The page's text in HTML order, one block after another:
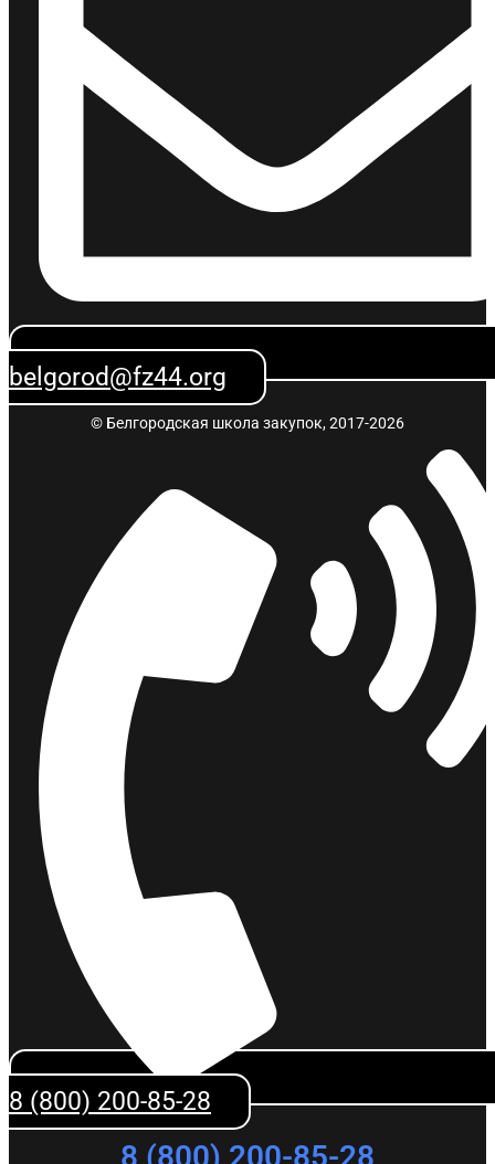
belgorod@fz44.org
© Белгородская школа закупок, 2017-2026
8 (800) 200-85-28